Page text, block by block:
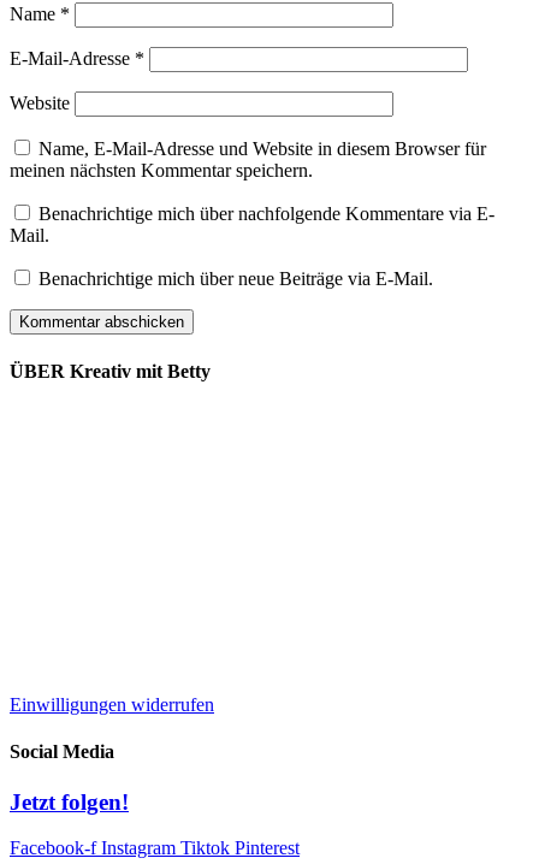
Name *
E-Mail-Adresse *
Website
Name, E-Mail-Adresse und Website in diesem Browser für
meinen nächsten Kommentar speichern.
Benachrichtige mich über nachfolgende Kommentare via E-
Mail.
Benachrichtige mich über neue Beiträge via E-Mail.
ÜBER Kreativ mit Betty
Einwilligungen widerrufen
Social Media
Jetzt folgen!
Facebook-f Instagram Tiktok Pinterest